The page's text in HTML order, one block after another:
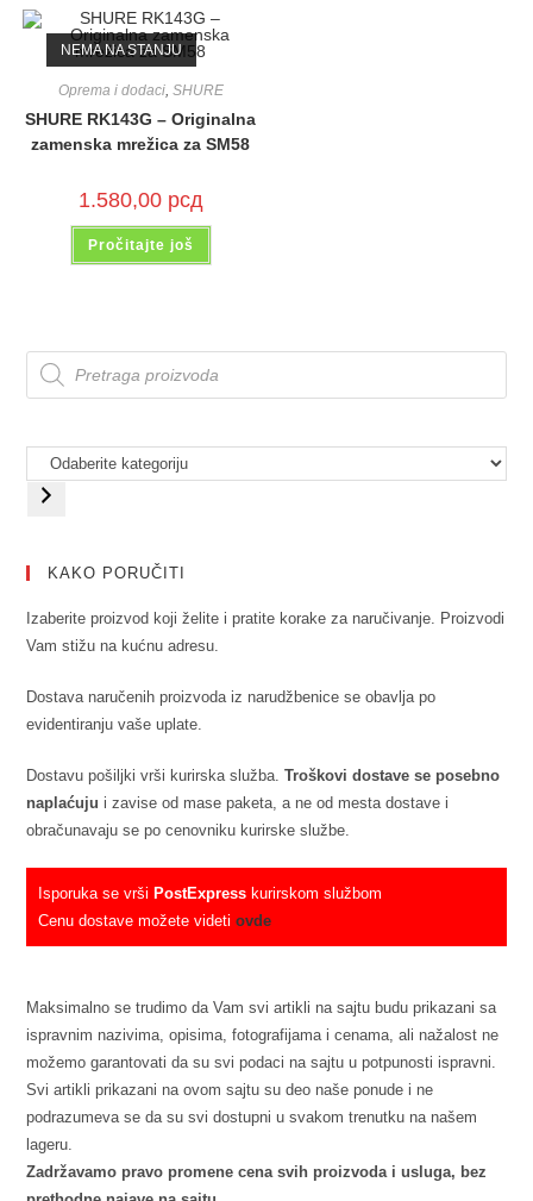
NEMA NA STANJU
Oprema i dodaci, SHURE
SHURE RK143G – Originalna
zamenska mrežica za SM58
1.580,00 рсд
Pročitajte još
KAKO PORUČITI
Izaberite proizvod koji želite i pratite korake za naručivanje. Proizvodi
Vam stižu na kućnu adresu.
Dostava naručenih proizvoda iz narudžbenice se obavlja po
evidentiranju vaše uplate.
Dostavu pošiljki vrši kurirska služba.Troškovi dostave se posebno
naplaćuju i zavise od mase paketa, a ne od mesta dostave i
obračunavaju se po cenovniku kurirske službe.
Isporuka se vrši PostExpress kurirskom službom
Cenu dostave možete videtiovde
Maksimalno se trudimo da Vam svi artikli na sajtu budu prikazani sa
ispravnim nazivima, opisima, fotografijama i cenama, ali nažalost ne
možemo garantovati da su svi podaci na sajtu u potpunosti ispravni.
Svi artikli prikazani na ovom sajtu su deo naše ponude i ne
podrazumeva se da su svi dostupni u svakom trenutku na našem
lageru.
Zadržavamo pravo promene cena svih proizvoda i usluga, bez